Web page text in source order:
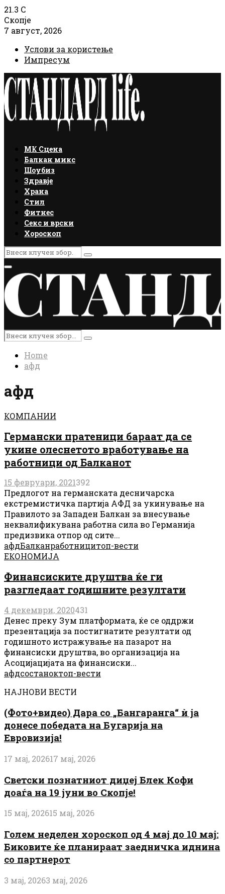
21.3 C
Скопје
7 август, 2026
Услови за користење
Импресум
Facebook
Instagram
Email
Rss
МК Сцена
Балкан микс
Шоубиз
Здравје
Храна
Стил
Фитнес
Секс и врски
Хороскоп
Search
for:
Search
Primary
Menu
Search
for:
Search
Home
афд
афд
КОМПАНИИ
Германски пратеници бараат да се
укине олеснетото вработување на
работници од Балканот
15 февруари, 2021392
Предлогот на германската десничарска
екстремистичка партија АФД за укинување на
Правилото за Западен Балкан за внесување
неквалификувана работна сила во Германија
предизвика отпор од сите...
афдБалканработницитоп-вести
ЕКОНОМИЈА
Финансиските друштва ќе ги
разгледаат годишните резултати
4 декември, 2020431
Денес преку Зум платформата, ќе се оддржи
презентација за постигнатите резултати од
годишното истражување на пазарот на
финансиски друштва, во организација на
Асоцијацијата на финансиски...
афдсостаноктоп-вести
НАЈНОВИ ВЕСТИ
(Фото+видео) Дара со „Бангаранга“ ѝ ја
донесе победата на Бугарија на
Евровизија!
17 мај, 202617 мај, 2026
Светски познатниот диџеј Блек Кофи
доаѓа на 19 јуни во Скопје!
15 мај, 202615 мај, 2026
Голем неделен хороскоп од 4 мај до 10 мај:
Биковите ќе планираат заедничка иднина
со партнерот
3 мај, 20263 мај, 2026